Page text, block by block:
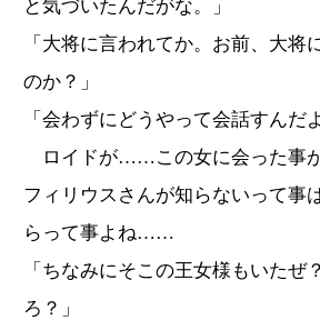
と気づいたんだがな。」
「大将に言われてか。お前、大将
のか？」
「会わずにどうやって会話すんだ
ロイドが……この女に会った事
フィリウスさんが知らないって事
らって事よね……
「ちなみにそこの王女様もいた
ろ？」